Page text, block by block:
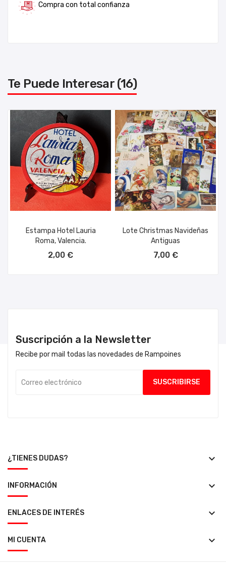
Compra con total confianza
Te Puede Interesar (16)
Estampa Hotel Lauria
Roma, Valencia.
2,00 €
Lote Christmas Navideñas
Antiguas
7,00 €
Suscripción a la Newsletter
Recibe por mail todas las novedades de Rampoines
¿TIENES DUDAS? keyboard_arrow_down
INFORMACIÓN keyboard_arrow_down
ENLACES DE INTERÉS keyboard_arrow_down
MI CUENTA keyboard_arrow_down